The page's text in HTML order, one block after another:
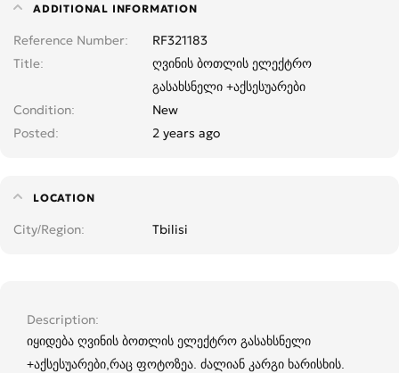
ADDITIONAL INFORMATION
Reference Number
RF321183
Title
ღვინის ბოთლის ელექტრო
გასახსნელი +აქსესუარები
Condition
New
Posted
2 years ago
LOCATION
City/Region Tbilisi
Description
იყიდება ღვინის ბოთლის ელექტრო გასახსნელი
+აქსესუარები,რაც ფოტოზეა. ძალიან კარგი ხარისხის.